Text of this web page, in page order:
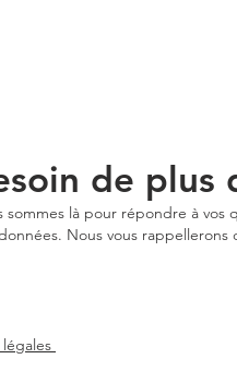
de plus
sommes là pour répondre à vos
Nous vous rappellerons